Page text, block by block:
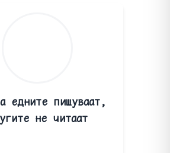
едните пишуваат,
не читаат